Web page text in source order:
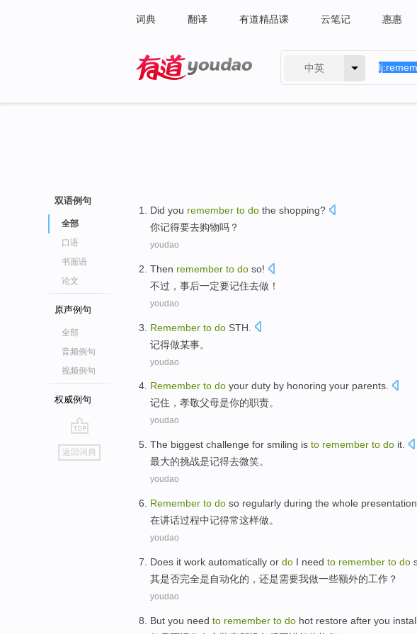
词典 翻译 有道精品课 云笔记 惠惠
中英
双语例句
全部
口语
书面语
论文
原声例句
全部
音频例句
视频例句
权威例句
go
top
返回词典
Did you remember to do the shopping?
你记得要去购物吗？
youdao
Then remember to do so!
不过， 事后一定要记住去做 ！
youdao
Remember to do STH
记得做某事。
youdao
Remember to do your duty by honoring your parents.
记住 ， 孝敬父母是你的职责。
youdao
The biggest challenge for smiling is to remember to do it.
最大的挑战是记得去微笑。
youdao
Remember to do so regularly during the whole presentation
在讲话过程中记得常这样做。
youdao
Does it work automatically or do I need to remember to do
其是否完全是自动化的， 还是需要我做一些额外的工作 ？
youdao
But you need to remember to do hot restore after you